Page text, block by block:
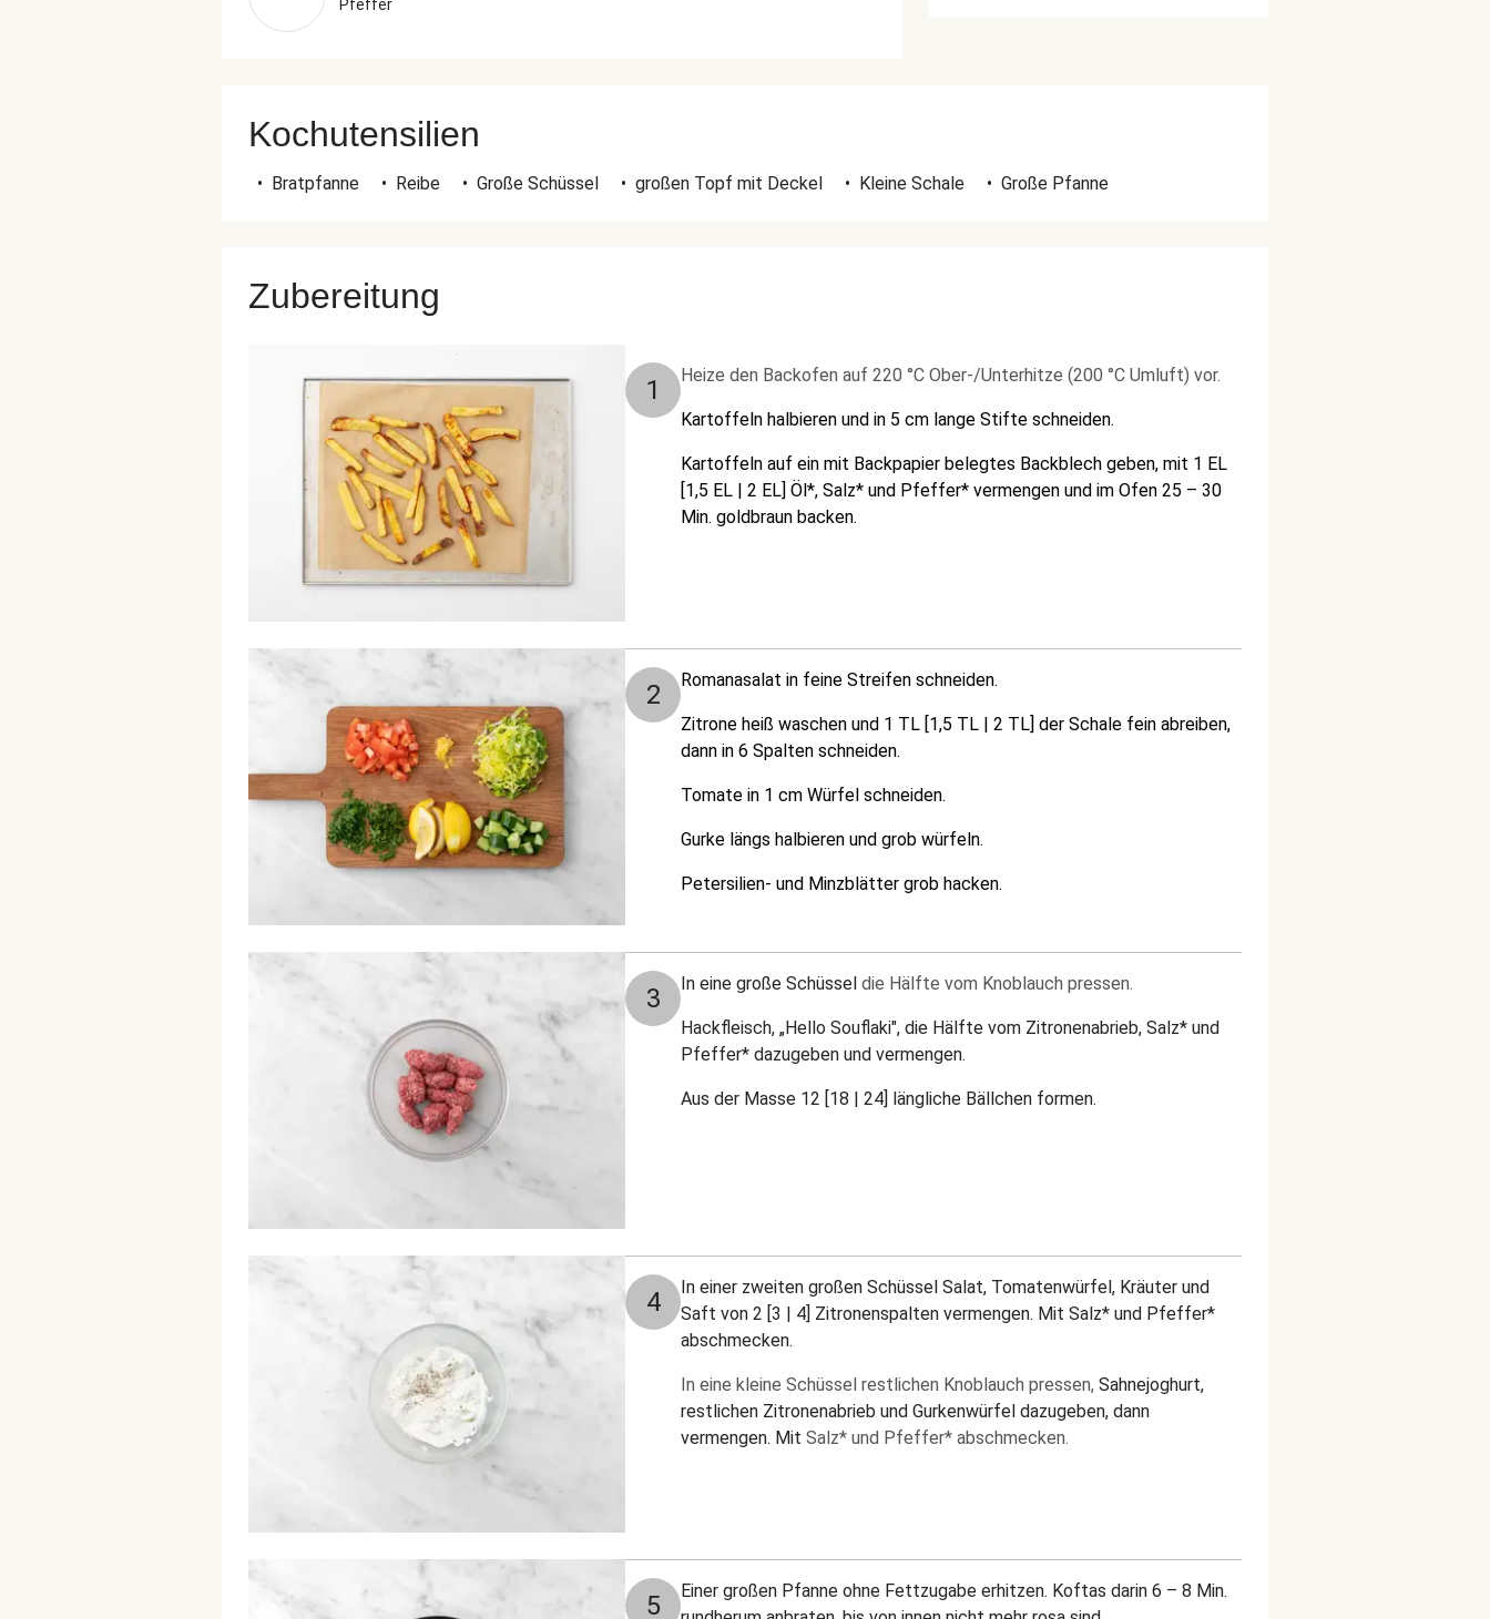
Pfeffer
Kochutensilien
• Bratpfanne • Reibe • Große Schüssel • großen Topf mit Deckel • Kleine Schale • Große Pfanne
Zubereitung
1 Heize den Backofen auf 220 °C Ober-/Unterhitze (200 °C Umluft) vor.
Kartoffeln halbieren und in 5 cm lange Stifte schneiden.
Kartoffeln auf ein mit Backpapier belegtes Backblech geben, mit 1 EL
[1,5 EL | 2 EL] Öl*, Salz* und Pfeffer* vermengen und im Ofen 25 – 30
Min. goldbraun backen.
2 Romanasalat in feine Streifen schneiden.
Zitrone heiß waschen und 1 TL [1,5 TL | 2 TL] der Schale fein abreiben,
dann in 6 Spalten schneiden.
Tomate in 1 cm Würfel schneiden.
Gurke längs halbieren und grob würfeln.
Petersilien- und Minzblätter grob hacken.
3 In eine große Schüssel die Hälfte vom Knoblauch pressen.
Hackfleisch, „Hello Souflaki", die Hälfte vom Zitronenabrieb, Salz* und
Pfeffer* dazugeben und vermengen.
Aus der Masse 12 [18 | 24] längliche Bällchen formen.
4
In einer zweiten großen Schüssel Salat, Tomatenwürfel, Kräuter und
Saft von 2 [3 | 4] Zitronenspalten vermengen. Mit Salz* und Pfeffer*
abschmecken.
In eine kleine Schüssel restlichen Knoblauch pressen, Sahnejoghurt,
restlichen Zitronenabrieb und Gurkenwürfel dazugeben, dann
vermengen. Mit Salz* und Pfeffer* abschmecken.
5
Einer großen Pfanne ohne Fettzugabe erhitzen. Koftas darin 6 – 8 Min.